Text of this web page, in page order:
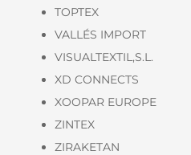
TOPTEX
VALLÉS IMPORT
VISUALTEXTIL,S.L.
XD CONNECTS
XOOPAR EUROPE
ZINTEX
ZIRAKETAN